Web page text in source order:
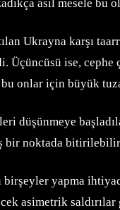
asıl mesele
Ukrayna karşı
Üçüncüsü ise,
onlar için büyük
düşünmeye
bir noktada
birşeyler yapma
asimetrik saldırılar